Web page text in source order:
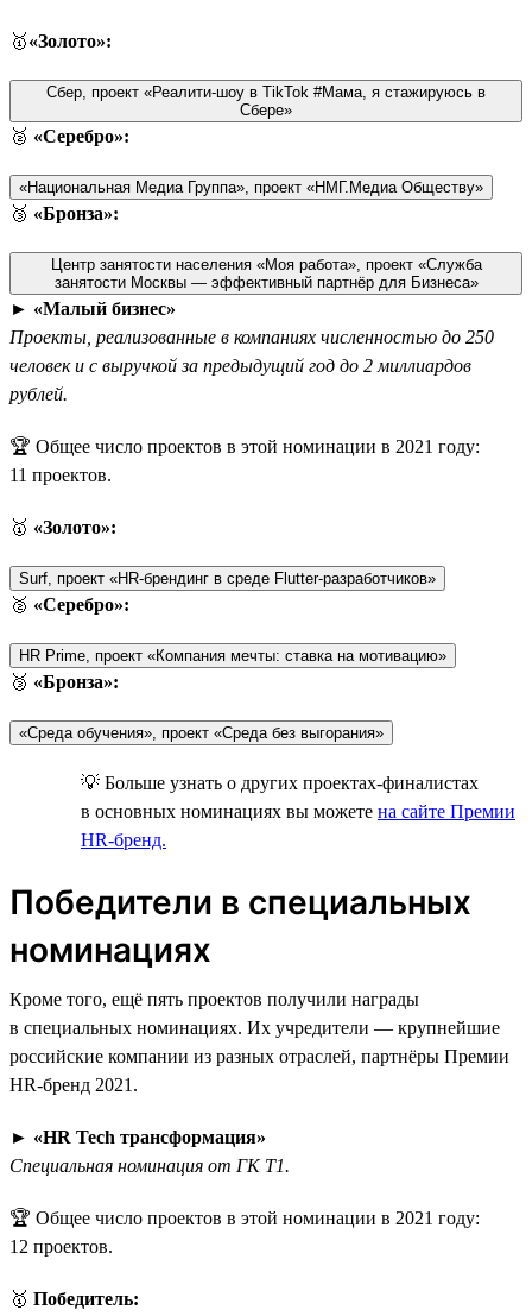
🥇«Золото»:
Сбер, проект «Реалити-шоу в TikTok #Мама, я стажируюсь в
Сбере»
🥈 «Серебро»:
«Национальная Медиа Группа», проект «НМГ.Медиа Обществу»
🥉 «Бронза»:
Центр занятости населения «Моя работа», проект «Служба
занятости Москвы — эффективный партнёр для Бизнеса»
► «Малый бизнес»
Проекты, реализованные в компаниях численностью до 250
человек и с выручкой за предыдущий год до 2 миллиардов
рублей.
🏆 Общее число проектов в этой номинации в 2021 году:
11 проектов.
🥇 «Золото»:
Surf, проект «HR-брендинг в среде Flutter-разработчиков»
🥈 «Серебро»:
HR Prime, проект «Компания мечты: ставка на мотивацию»
🥉 «Бронза»:
«Среда обучения», проект «Среда без выгорания»
💡 Больше узнать о других проектах-финалистах
в основных номинациях вы можете на сайте Премии
HR-бренд.
Победители в специальных
номинациях
Кроме того, ещё пять проектов получили награды
в специальных номинациях. Их учредители — крупнейшие
российские компании из разных отраслей, партнёры Премии
HR-бренд 2021.
► «HR Tech трансформация»
Специальная номинация от ГК Т1.
🏆 Общее число проектов в этой номинации в 2021 году:
12 проектов.
🥇 Победитель: